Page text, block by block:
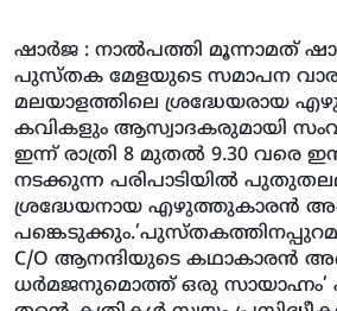
ഷാര്‍ജ : നാല്‍പത്തി മൂന്നാമത്
പുസ്തക മേളയുടെ സമാപന
മലയാളത്തിലെ ശ്രദ്ധേയരായ
കവികളും ആസ്വാദകരുമായി
ഇന്ന് രാത്രി 8 മുതല്‍ 9.30 വരെ
നടക്കുന്ന പരിപാടിയില്‍
ശ്രദ്ധേയനായ എഴുത്തുകാരന്‍
C/O ആനന്ദിയുടെ കഥാകാരന്‍
ധര്‍മജനുമൊത്ത് ഒരു സായാഹ്നം’